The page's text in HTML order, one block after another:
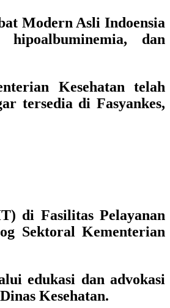
Modern Asli Indoensia
dan
Kesehatan telah
tersedia di Fasyankes,
di Fasilitas Pelayanan
Sektoral Kementerian
edukasi dan advokasi
Kesehatan.